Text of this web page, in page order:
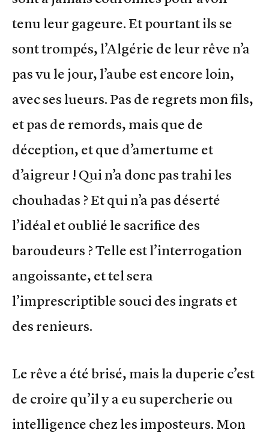
tenu leur gageure. Et pourtant ils se
sont trompés, l’Algérie de leur rêve n’a
pas vu le jour, l’aube est encore loin,
avec ses lueurs. Pas de regrets mon fils,
et pas de remords, mais que de
déception, et que d’amertume et
d’aigreur ! Qui n’a donc pas trahi les
chouhadas ? Et qui n’a pas déserté
l’idéal et oublié le sacrifice des
baroudeurs ? Telle est l’interrogation
angoissante, et tel sera
l’imprescriptible souci des ingrats et
des renieurs.
Le rêve a été brisé, mais la duperie c’est
de croire qu’il y a eu supercherie ou
intelligence chez les imposteurs. Mon